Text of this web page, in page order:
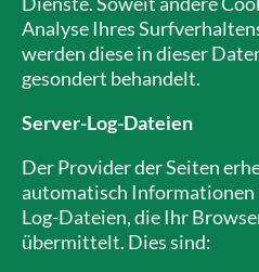
Analyse Ihres
werden diese in dieser
gesondert behandelt.
Server-Log-Dateien
Der Provider der Seiten
automatisch Informationen
Log-Dateien, die Ihr
übermittelt. Dies sind: